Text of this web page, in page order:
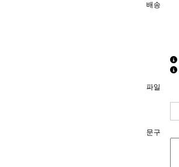
배송
파일
문구